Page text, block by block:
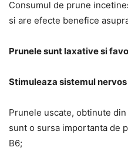
Consumul de prune
si are efecte benefice
Prunele sunt laxative si
Stimuleaza sistemul
Prunele uscate, obtinute
sunt o sursa importanta de
B6;